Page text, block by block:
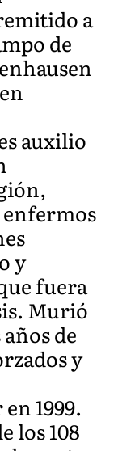
a
de
auxilio
y
fuera
Murió
de
y
1999.
los 108